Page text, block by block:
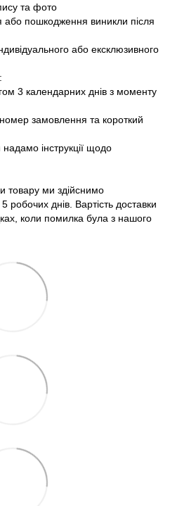
та фото
пошкодження виникли після
або ексклюзивного
3 календарних днів з моменту
замовлення та короткий
інструкції щодо
товару ми здійснимо
робочих днів. Вартість доставки
коли помилка була з нашого